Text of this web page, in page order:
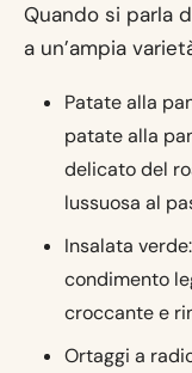
Quando si parla
a un’ampia
Patate alla
patate alla
delicato del
lussuosa al
Insalata
condimento
croccante e
Ortaggi a